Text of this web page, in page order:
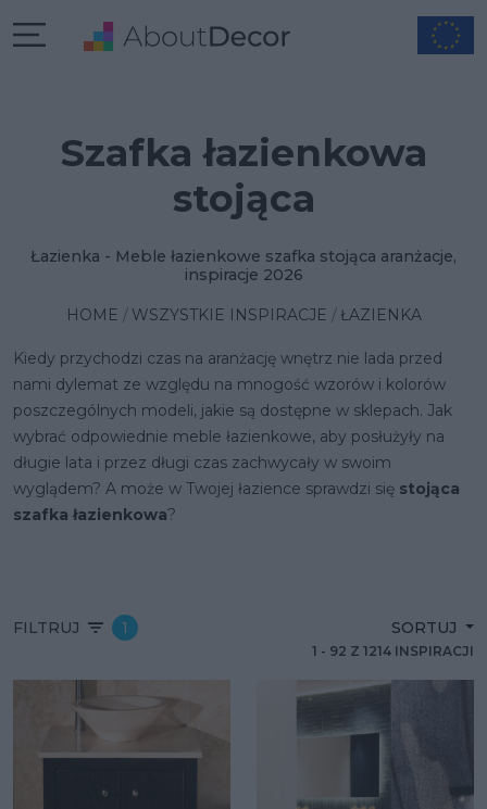
Szafka łazienkowa
stojąca
Łazienka - Meble łazienkowe szafka stojąca aranżacje,
inspiracje 2026
HOME WSZYSTKIE INSPIRACJE ŁAZIENKA
Kiedy przychodzi czas na aranżację wnętrz nie lada przed
nami dylemat ze względu na mnogość wzorów i kolorów
poszczególnych modeli, jakie są dostępne w sklepach. Jak
wybrać odpowiednie meble łazienkowe, aby posłużyły na
długie lata i przez długi czas zachwycały w swoim
wyglądem? A może w Twojej łazience sprawdzi się stojąca
szafka łazienkowa?
FILTRUJ 1 SORTUJ
1 - 92 Z 1214 INSPIRACJI